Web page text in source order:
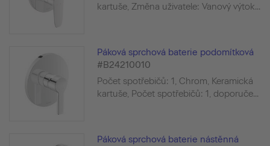
kartuše, Změna uživatele: Vanový výtok...
Páková sprchová baterie podomítková
#B24210010
Počet spotřebičů: 1, Chrom, Keramická
kartuše, Počet spotřebičů: 1, doporuče...
Páková sprchová baterie nástěnná